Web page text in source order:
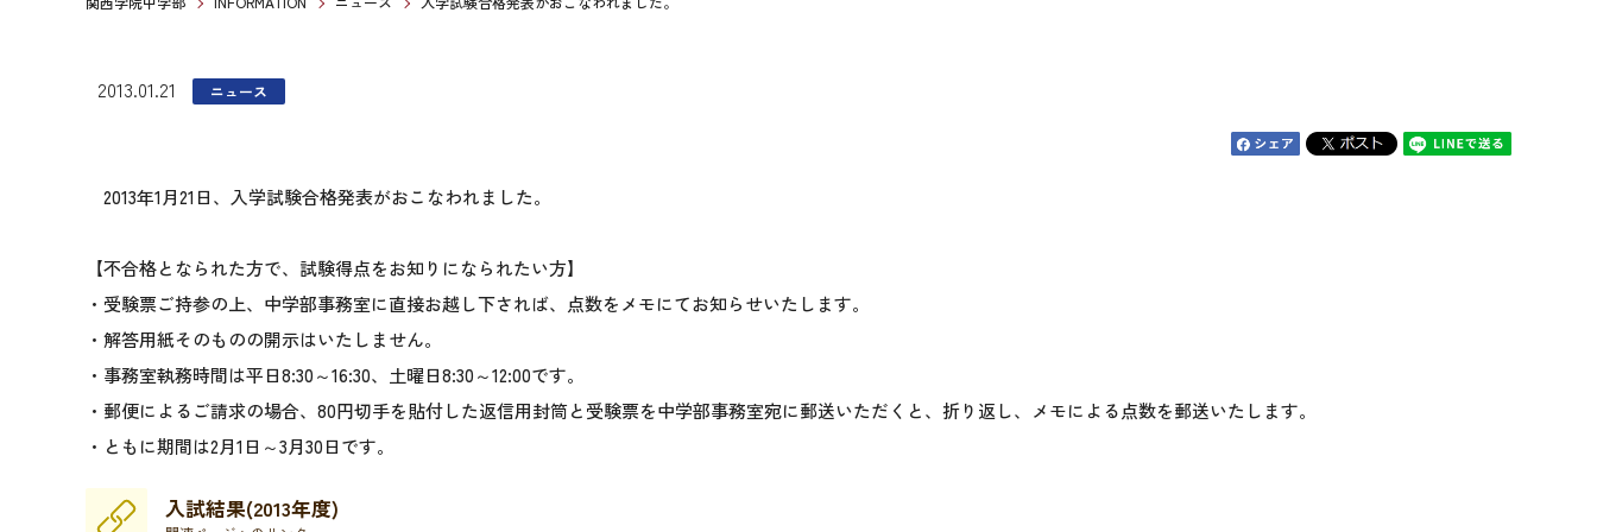
2013.01.21 ニュース
2013年1月21日、入学試験合格発表がおこなわれました。
【不合格となられた方で、試験得点をお知りになられたい方】
・受験票ご持参の上、中学部事務室に直接お越し下されば、点数をメモにてお知らせいたします。
・解答用紙そのものの開示はいたしません。
・事務室執務時間は平日8:30～16:30、土曜日8:30～12:00です。
・郵便によるご請求の場合、80円切手を貼付した返信用封筒と受験票を中学部事務室宛に郵送いただくと、折り返し、メモによる点数を郵送いたします。
・ともに期間は2月1日～3月30日です。
入試結果(2013年度)